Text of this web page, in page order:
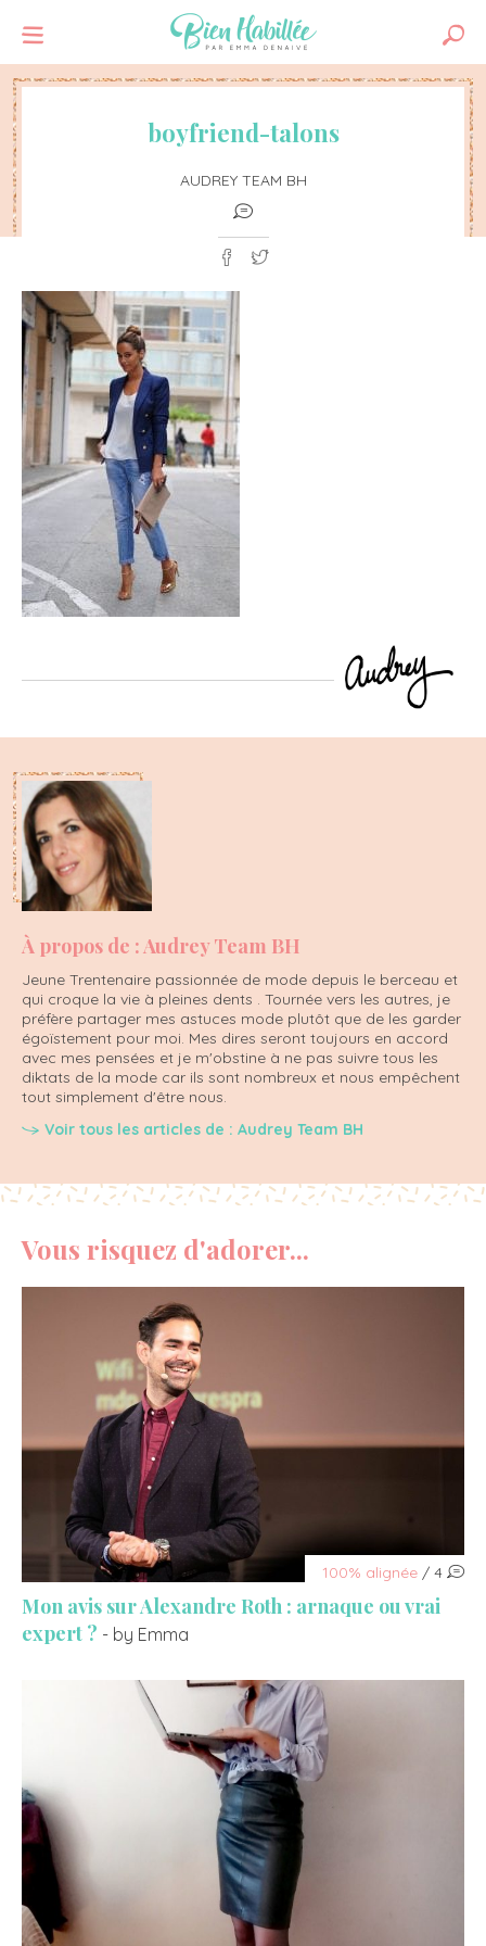
boyfriend-talons
AUDREY TEAM BH
À propos de : Audrey Team BH
Jeune Trentenaire passionnée de mode depuis le berceau et
qui croque la vie à pleines dents . Tournée vers les autres, je
préfère partager mes astuces mode plutôt que de les garder
égoïstement pour moi. Mes dires seront toujours en accord
avec mes pensées et je m'obstine à ne pas suivre tous les
diktats de la mode car ils sont nombreux et nous empêchent
tout simplement d'être nous.
Voir tous les articles de : Audrey Team BH
Vous risquez d'adorer...
100% alignée / 4
Mon avis sur Alexandre Roth : arnaque ou vrai
expert ? - by Emma